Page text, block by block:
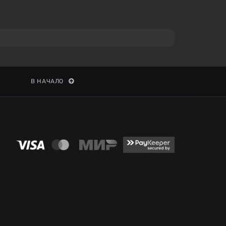
В НАЧАЛО